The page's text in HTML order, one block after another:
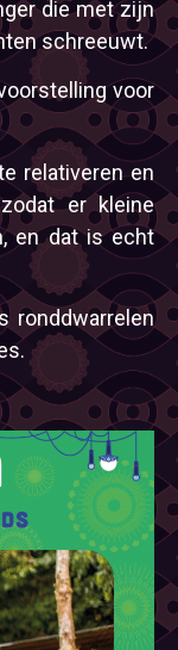
die met zijn
schreeuwt.
voor
relativeren en
er kleine
en dat is echt
ronddwarrelen